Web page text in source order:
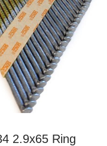
2.9x65 Ring